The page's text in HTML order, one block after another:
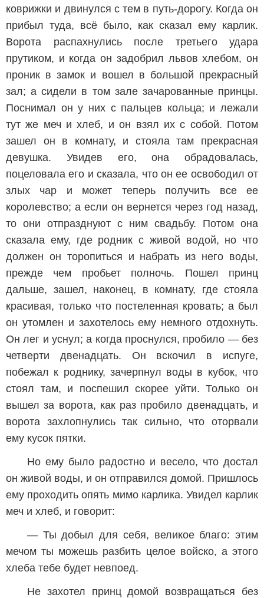
коврижки и двинулся с тем в путь-дорогу. Когда он
прибыл туда, всё было, как сказал ему карлик.
Ворота распахнулись после третьего удара
прутиком, и когда он задобрил львов хлебом, он
проник в замок и вошел в большой прекрасный
зал; а сидели в том зале зачарованные принцы.
Поснимал он у них с пальцев кольца; и лежали
тут же меч и хлеб, и он взял их с собой. Потом
зашел он в комнату, и стояла там прекрасная
девушка. Увидев его, она обрадовалась,
поцеловала его и сказала, что он ее освободил от
злых чар и может теперь получить все ее
королевство; а если он вернется через год назад,
то они отпразднуют с ним свадьбу. Потом она
сказала ему, где родник с живой водой, но что
должен он торопиться и набрать из него воды,
прежде чем пробьет полночь. Пошел принц
дальше, зашел, наконец, в комнату, где стояла
красивая, только что постеленная кровать; а был
он утомлен и захотелось ему немного отдохнуть.
Он лег и уснул; а когда проснулся, пробило — без
четверти двенадцать. Он вскочил в испуге,
побежал к роднику, зачерпнул воды в кубок, что
стоял там, и поспешил скорее уйти. Только он
вышел за ворота, как раз пробило двенадцать, и
ворота захлопнулись так сильно, что оторвали
ему кусок пятки.
Но ему было радостно и весело, что достал
он живой воды, и он отправился домой. Пришлось
ему проходить опять мимо карлика. Увидел карлик
меч и хлеб, и говорит:
— Ты добыл для себя, великое благо: этим
мечом ты можешь разбить целое войско, а этого
хлеба тебе будет невпоед.
Не захотел принц домой возвращаться без